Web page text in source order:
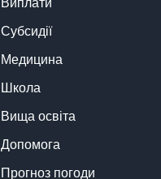
Виплати
Субсидії
Медицина
Школа
Вища освіта
Допомога
Прогноз погоди